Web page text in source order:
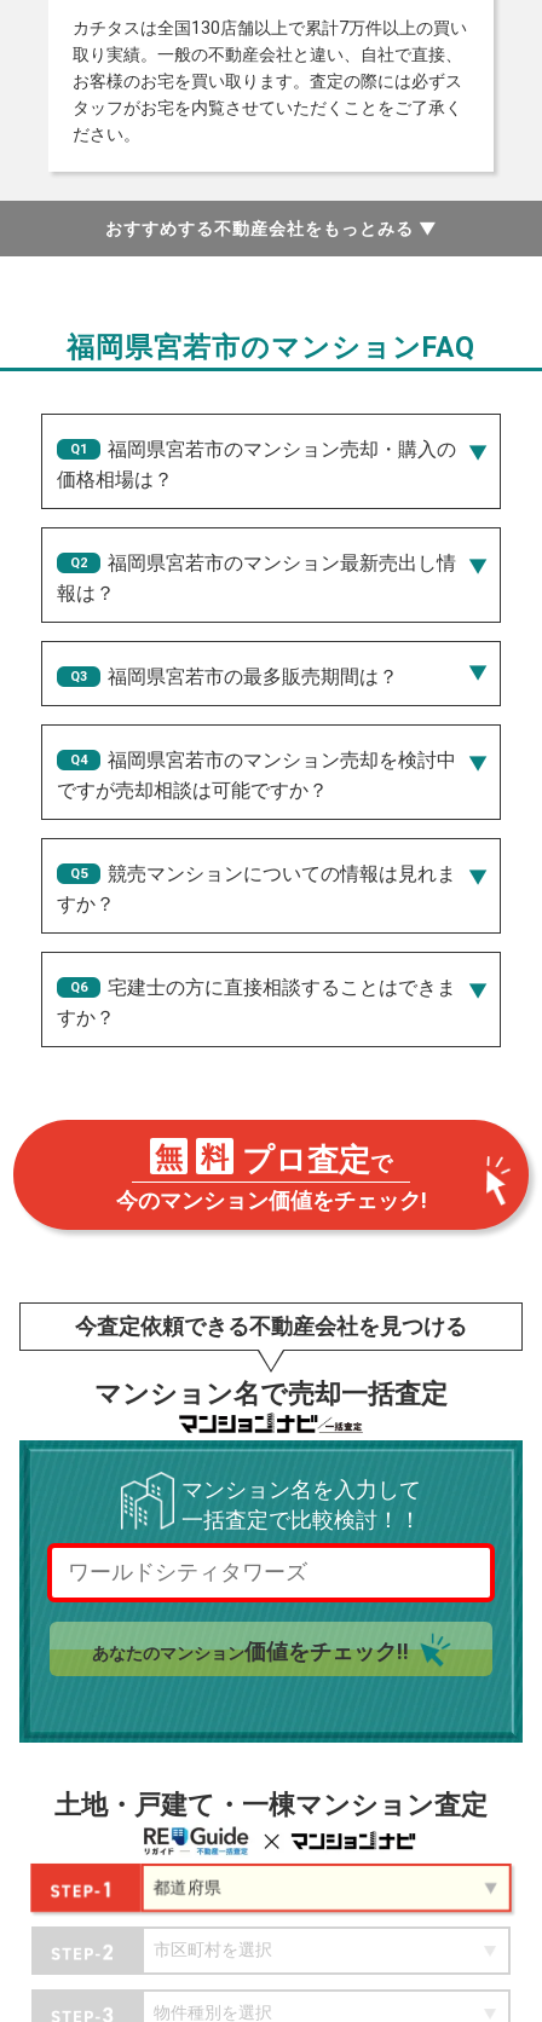
おすすめする不動産会社をもっとみる ▼
カチタスは全国130店舗以上で累計7万件以上の買い
取り実績。一般の不動産会社と違い、自社で直接、
お客様のお宅を買い取ります。査定の際には必ずス
タッフがお宅を内覧させていただくことをご了承く
ださい。
福岡県宮若市のマンションFAQ
福岡県宮若市のマンション売却・購入の
価格相場は？
福岡県宮若市のマンション最新売出し情
報は？
2023/11/05/100万円 、 2024/11/18/50万円
福岡県宮若市の最多販売期間は？
30
福岡県宮若市のマンション売却を検討中
ですが売却相談は可能ですか？
競売マンションについての情報は見れま
すか？
宅建士の方に直接相談することはできま
すか？
無 料 プロ査定で
今のマンション価値をチェック!
今査定依頼できる不動産会社を見つける
マンション名で売却一括査定
マンション名を入力して
一括査定で比較検討！！
あなたのマンション価値をチェック!!
土地・戸建て・一棟マンション査定